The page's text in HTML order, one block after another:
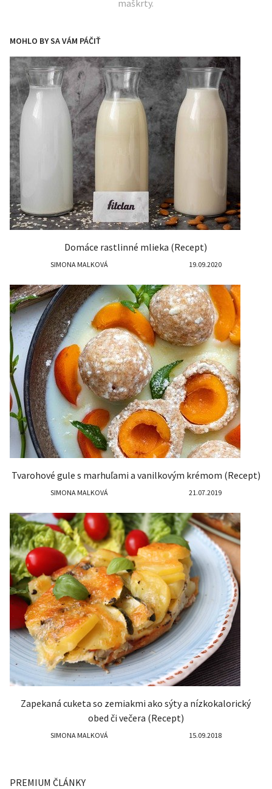
maškrty.
MOHLO BY SA VÁM PÁČIŤ
Domáce rastlinné mlieka (Recept)
SIMONA MALKOVÁ 19.09.2020
Tvarohové gule s marhuľami a vanilkovým krémom (Recept)
SIMONA MALKOVÁ 21.07.2019
Zapekaná cuketa so zemiakmi ako sýty a nízkokalorický
obed či večera (Recept)
SIMONA MALKOVÁ 15.09.2018
PREMIUM ČLÁNKY